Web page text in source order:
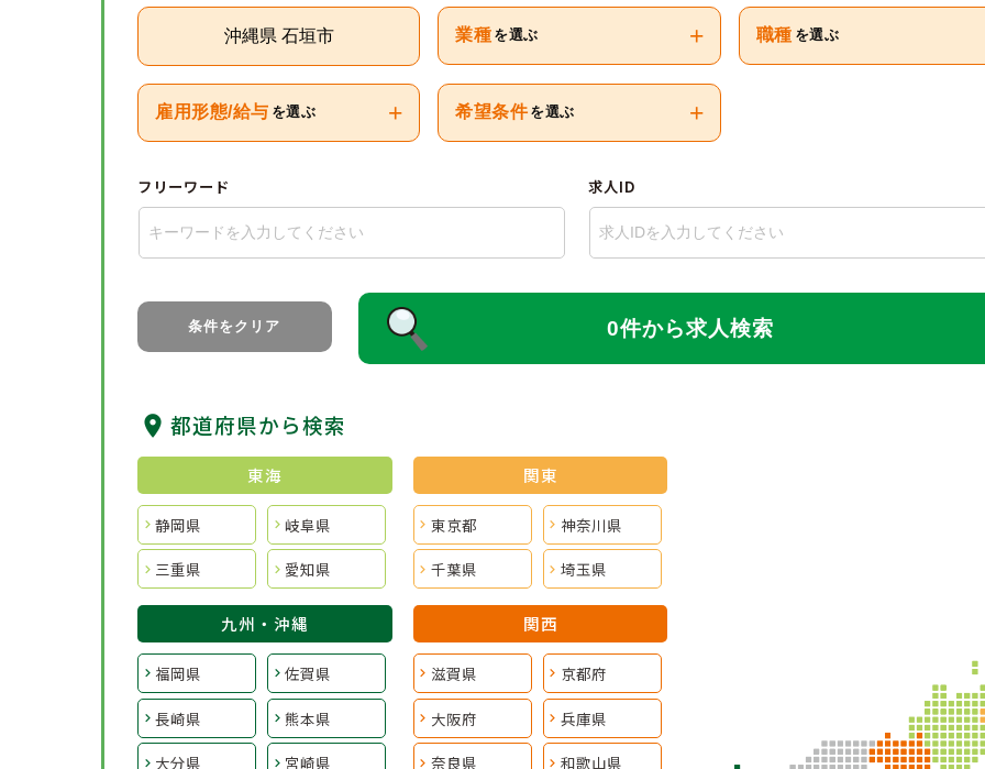
沖縄県 石垣市 業種 を選ぶ + 職種 を選ぶ
雇用形態/給与 を選ぶ + 希望条件 を選ぶ +
フリーワード 求人ID
条件をクリア 0件から求人検索
都道府県から検索
東海
静岡県 岐阜県
三重県 愛知県
関東
東京都 神奈川県
千葉県 埼玉県
九州・沖縄
福岡県 佐賀県
長崎県 熊本県
大分県 宮崎県
関西
滋賀県 京都府
大阪府 兵庫県
奈良県 和歌山県